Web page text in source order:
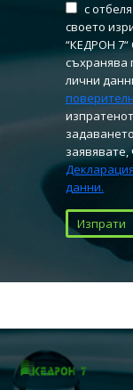
с
своето
“КЕДРОН
съхранява
лични
данни.